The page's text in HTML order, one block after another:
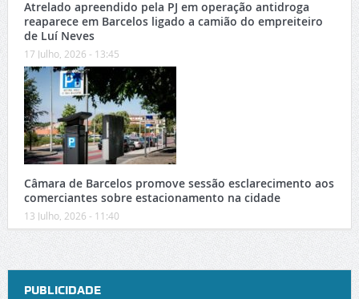
Atrelado apreendido pela PJ em operação antidroga
reaparece em Barcelos ligado a camião do empreiteiro
de Luí Neves
17 Julho, 2026 - 13:45
Câmara de Barcelos promove sessão esclarecimento aos
comerciantes sobre estacionamento na cidade
13 Julho, 2026 - 11:40
PUBLICIDADE